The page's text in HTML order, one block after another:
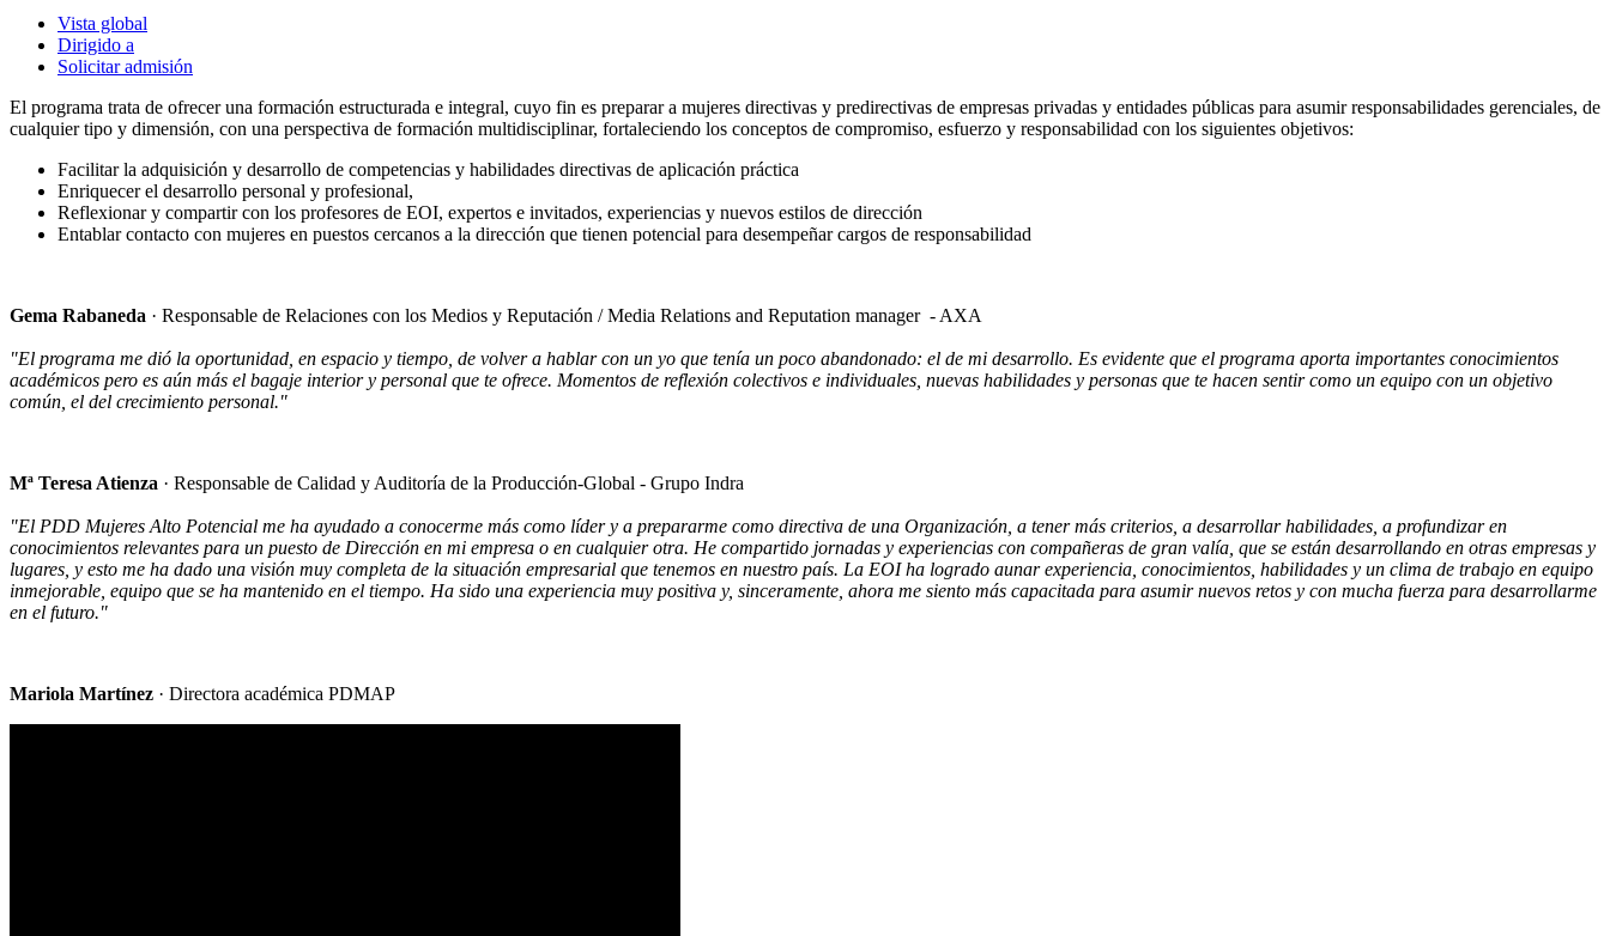
Vista global
Dirigido a
Solicitar admisión
El programa trata de ofrecer una formación estructurada e integral, cuyo fin es preparar a mujeres directivas y predirectivas de empresas privadas y entidades públicas para asumir responsabilidades gerenciales, de
cualquier tipo y dimensión, con una perspectiva de formación multidisciplinar, fortaleciendo los conceptos de compromiso, esfuerzo y responsabilidad con los siguientes objetivos:
Facilitar la adquisición y desarrollo de competencias y habilidades directivas de aplicación práctica
Enriquecer el desarrollo personal y profesional,
Reflexionar y compartir con los profesores de EOI, expertos e invitados, experiencias y nuevos estilos de dirección
Entablar contacto con mujeres en puestos cercanos a la dirección que tienen potencial para desempeñar cargos de responsabilidad
Gema Rabaneda · Responsable de Relaciones con los Medios y Reputación / Media Relations and Reputation manager - AXA
"El programa me dió la oportunidad, en espacio y tiempo, de volver a hablar con un yo que tenía un poco abandonado: el de mi desarrollo. Es evidente que el programa aporta importantes conocimientos
académicos pero es aún más el bagaje interior y personal que te ofrece. Momentos de reflexión colectivos e individuales, nuevas habilidades y personas que te hacen sentir como un equipo con un objetivo
común, el del crecimiento personal."
Mª Teresa Atienza · Responsable de Calidad y Auditoría de la Producción-Global - Grupo Indra
"El PDD Mujeres Alto Potencial me ha ayudado a conocerme más como líder y a prepararme como directiva de una Organización, a tener más criterios, a desarrollar habilidades, a profundizar en
conocimientos relevantes para un puesto de Dirección en mi empresa o en cualquier otra. He compartido jornadas y experiencias con compañeras de gran valía, que se están desarrollando en otras empresas y
lugares, y esto me ha dado una visión muy completa de la situación empresarial que tenemos en nuestro país. La EOI ha logrado aunar experiencia, conocimientos, habilidades y un clima de trabajo en equipo
inmejorable, equipo que se ha mantenido en el tiempo. Ha sido una experiencia muy positiva y, sinceramente, ahora me siento más capacitada para asumir nuevos retos y con mucha fuerza para desarrollarme
en el futuro."
Mariola Martínez · Directora académica PDMAP